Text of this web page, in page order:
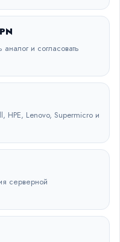
и согласовать
HPE, Lenovo, Supermicro и
серверной